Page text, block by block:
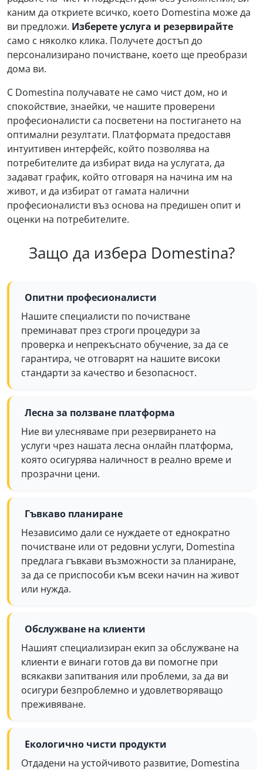
каним да откриете всичко, което Domestina може да
ви предложи. Изберете услуга и резервирайте
само с няколко клика. Получете достъп до
персонализирано почистване, което ще преобрази
дома ви.
С Domestina получавате не само чист дом, но и
спокойствие, знаейки, че нашите проверени
професионалисти са посветени на постигането на
оптимални резултати. Платформата предоставя
интуитивен интерфейс, който позволява на
потребителите да избират вида на услугата, да
задават график, който отговаря на начина им на
живот, и да избират от гамата налични
професионалисти въз основа на предишен опит и
оценки на потребителите.
Защо да избера Domestina?
Опитни професионалисти
Нашите специалисти по почистване
преминават през строги процедури за
проверка и непрекъснато обучение, за да се
гарантира, че отговарят на нашите високи
стандарти за качество и безопасност.
Лесна за ползване платформа
Ние ви улесняваме при резервирането на
услуги чрез нашата лесна онлайн платформа,
която осигурява наличност в реално време и
прозрачни цени.
Гъвкаво планиране
Независимо дали се нуждаете от еднократно
почистване или от редовни услуги, Domestina
предлага гъвкави възможности за планиране,
за да се приспособи към всеки начин на живот
или нужда.
Обслужване на клиенти
Нашият специализиран екип за обслужване на
клиенти е винаги готов да ви помогне при
всякакви запитвания или проблеми, за да ви
осигури безпроблемно и удовлетворяващо
преживяване.
Екологично чисти продукти
Отдадени на устойчивото развитие, Domestina